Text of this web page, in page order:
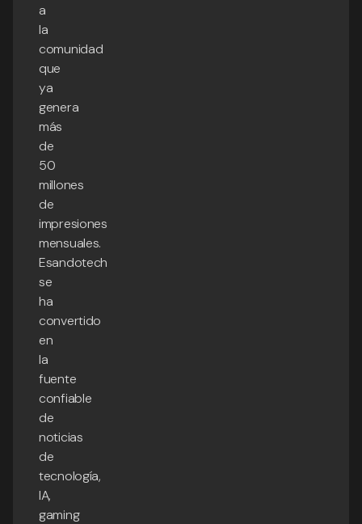
a
la
comunidad
que
ya
genera
más
de
50
millones
de
impresiones
mensuales.
Esandotech
se
ha
convertido
en
la
fuente
confiable
de
noticias
de
tecnología,
IA,
gaming